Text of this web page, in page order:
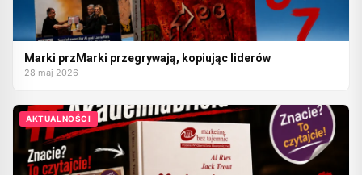
Marki przMarki przegrywają, kopiując liderów
28 maj 2026
AKTUALNOŚCI